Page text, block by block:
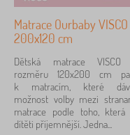
Matrace Ourbaby VISCO
200x120 cm
Dětská matrace
rozměru 120x200 cm
k matracím, které
možnost volby mezi
matrace podle toho, která
dítěti příjemnější. Jedna...